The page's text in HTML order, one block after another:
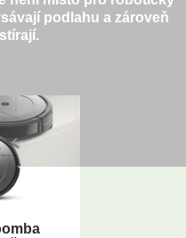
podlahu a zároveň